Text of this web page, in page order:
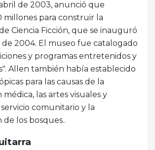
de 2003, anunció que
millones para construir la
Ciencia Ficción, que se inauguró
2004. El museo fue catalogado
y programas entretenidos y
Allen también había establecido
para las causas de la
médica, las artes visuales y
servicio comunitario y la
de los bosques..